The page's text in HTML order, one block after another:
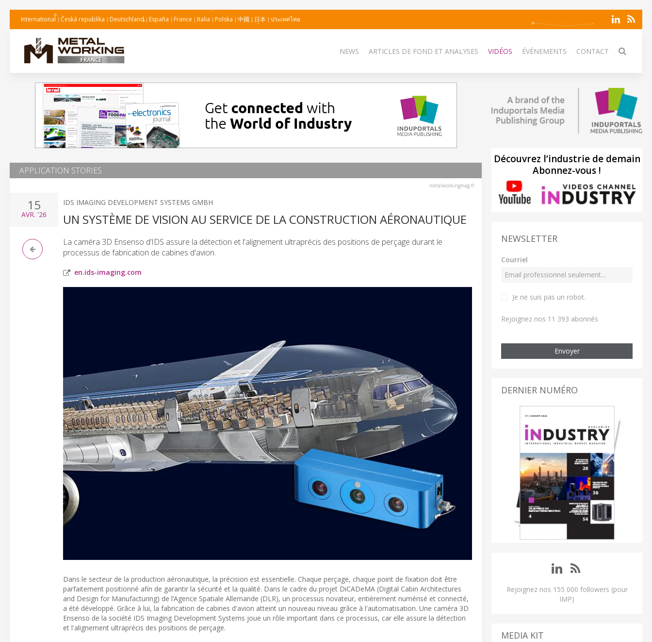
International Česká republika Deutschland España France Italia Polska 中國 日本 ประเทศไทย
NEWS ARTICLES DE FOND ET ANALYSES VIDÉOS ÉVÉNEMENTS CONTACT
APPLICATION STORIES
metalworkingmag.fr
15
AVR. '26
IDS IMAGING DEVELOPMENT SYSTEMS GMBH
UN SYSTÈME DE VISION AU SERVICE DE LA CONSTRUCTION AÉRONAUTIQUE
La caméra 3D Ensenso d’IDS assure la détection et l'alignement ultraprécis des positions de perçage durant le
processus de fabrication de cabines d'avion.
en.ids-imaging.com
Dans le secteur de la production aéronautique, la précision est essentielle. Chaque perçage, chaque point de fixation doit être
parfaitement positionné afin de garantir la sécurité et la qualité. Dans le cadre du projet DiCADeMA (Digital Cabin Architectures
and Design for Manufacturing) de l’Agence Spatiale Allemande (DLR), un processus novateur, entièrement numérisé et connecté,
a été développé. Grâce à lui, la fabrication de cabines d'avion atteint un nouveau niveau grâce à l'automatisation. Une caméra 3D
Ensenso de la société IDS Imaging Development Systems joue un rôle important dans ce processus, car elle assure la détection
et l'alignement ultraprécis des positions de perçage.
Découvrez l’industrie de demain
Abonnez-vous !
NEWSLETTER
Courriel
Je ne suis pas un robot.
Rejoignez nos 11 393 abonnés
Envoyer
DERNIER NUMÉRO
Rejoignez nos 155 000 followers (pour
IMP)
MEDIA KIT